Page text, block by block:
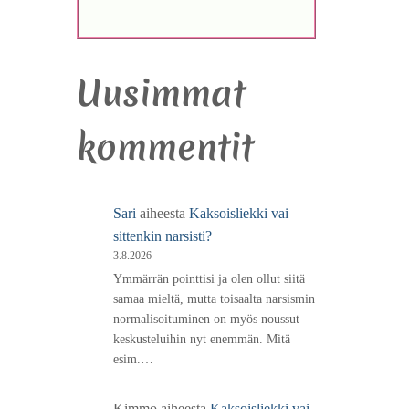
Uusimmat
kommentit
Sari aiheesta Kaksoisliekki vai
sittenkin narsisti?
3.8.2026
Ymmärrän pointtisi ja olen ollut siitä
samaa mieltä, mutta toisaalta narsismin
normalisoituminen on myös noussut
keskusteluihin nyt enemmän. Mitä
esim.…